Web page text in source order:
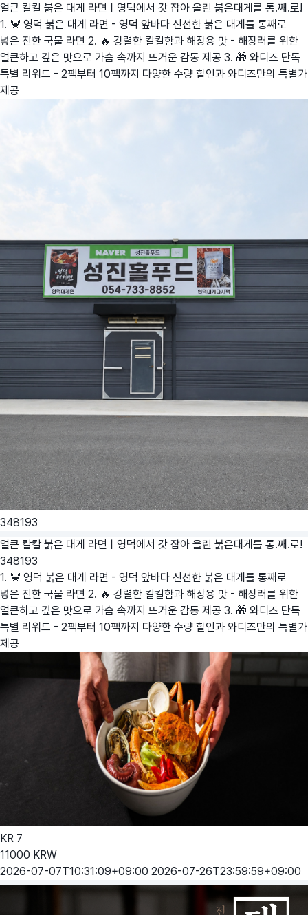
얼큰 칼칼 붉은 대게 라면ㅣ영덕에서 갓 잡아 올린 붉은대게를 통.째.로!
1. 🦀 영덕 붉은 대게 라면 - 영덕 앞바다 신선한 붉은 대게를 통째로
넣은 진한 국물 라면 2. 🔥 강렬한 칼칼함과 해장용 맛 - 해장러를 위한
얼큰하고 깊은 맛으로 가슴 속까지 뜨거운 감동 제공 3. 🎁 와디즈 단독
특별 리워드 - 2팩부터 10팩까지 다양한 수량 할인과 와디즈만의 특별가
제공
348193
얼큰 칼칼 붉은 대게 라면ㅣ영덕에서 갓 잡아 올린 붉은대게를 통.째.로!
348193
1. 🦀 영덕 붉은 대게 라면 - 영덕 앞바다 신선한 붉은 대게를 통째로
넣은 진한 국물 라면 2. 🔥 강렬한 칼칼함과 해장용 맛 - 해장러를 위한
얼큰하고 깊은 맛으로 가슴 속까지 뜨거운 감동 제공 3. 🎁 와디즈 단독
특별 리워드 - 2팩부터 10팩까지 다양한 수량 할인과 와디즈만의 특별가
제공
KR 7
11000 KRW
2026-07-07T10:31:09+09:00 2026-07-26T23:59:59+09:00